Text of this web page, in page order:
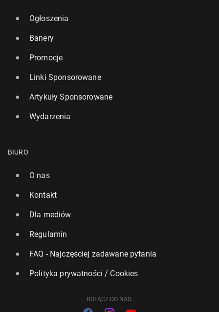
USA: Szef Pen­ta­go­nu za­po­wie­dział badanie
poziomu te­sto­ste­ro­nu żoł­nie­rzy
17 lipca, 11:00
my­śliw­ce
16 lipca, 14:45
Ogłoszenia
Banery
Promocje
Linki Sponsorowane
Artykuły Sponsorowane
Wydarzenia
BIURO
O nas
Kontakt
Dla mediów
Regulamin
FAQ - Najczęściej zadawane pytania
Polityka prywatności / Cookies
DOŁĄCZ DO NAS: